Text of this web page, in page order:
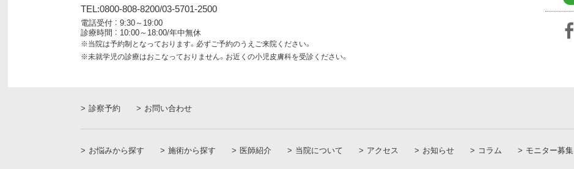
TEL:0800-808-8200/03-5701-2500
電話受付 ： 9:30～19:00
診療時間 ： 10:00～18:00/年中無休
※当院は予約制となっております。 必ずご予約のうえご来院ください。
※未就学児の診療はおこなっておりません。 お近くの小児皮膚科を受診ください。
診察予約 お問い合わせ
お悩みから探す 施術から探す 医師紹介 当院について アクセス お知らせ コラム モニター募集